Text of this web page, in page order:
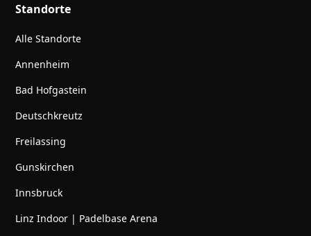
Standorte
Alle Standorte
Annenheim
Bad Hofgastein
Deutschkreutz
Freilassing
Gunskirchen
Innsbruck
Linz Indoor | Padelbase Arena